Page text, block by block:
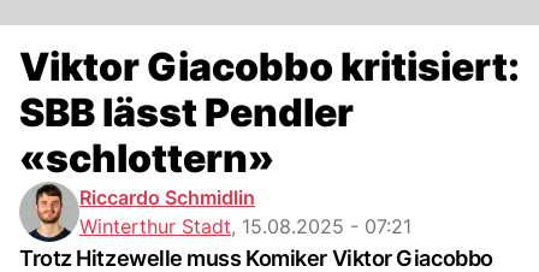
Viktor Giacobbo kritisiert:
SBB lässt Pendler
«schlottern»
Riccardo Schmidlin
Winterthur Stadt, 15.08.2025 - 07:21
Trotz Hitzewelle muss Komiker Viktor Giacobbo